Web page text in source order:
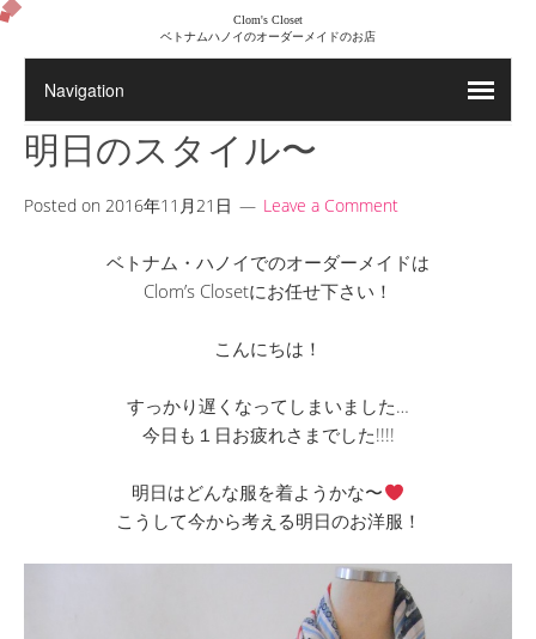
Clom's Closet
ベトナムハノイのオーダーメイドのお店
明日のスタイル〜
Posted on 2016年11月21日 Leave a Comment
ベトナム・ハノイでのオーダーメイドは
Clom’s Closetにお任せ下さい！
こんにちは！
すっかり遅くなってしまいました…
今日も１日お疲れさまでした!!!!
明日はどんな服を着ようかな〜
こうして今から考える明日のお洋服！